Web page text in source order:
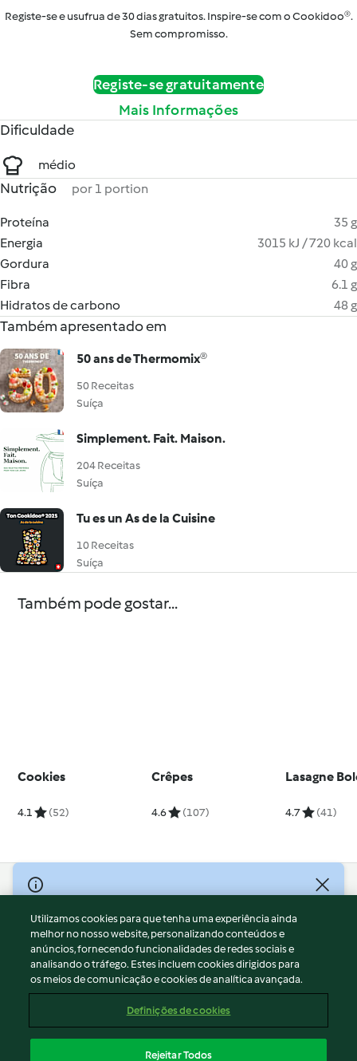
Registe-se e usufrua de 30 dias gratuitos. Inspire-se com o Cookidoo®.
Sem compromisso.
Registe-se gratuitamente
Mais Informações
Dificuldade
médio
Nutrição por 1 portion
Proteína
35 g
Energia
3015 kJ / 720 kcal
Gordura
40 g
Fibra
6.1 g
Hidratos de carbono
48 g
Também apresentado em
50 ans de Thermomix®
50 Receitas
Suíça
Simplement. Fait. Maison.
204 Receitas
Suíça
Tu es un As de la Cuisine
10 Receitas
Suíça
Também pode gostar...
Cookies
4.1 (52)
Crêpes
4.6 (107)
Lasagne
4.7 (41)
© Copyright 2026
Termos de Utilização
Aviso sobre Proteção de Dados
Aviso
Apoio legal
Conteúdo do relatório
Utilizamos cookies para que tenha uma experiência ainda
melhor no nosso website, personalizando conteúdos e
anúncios, fornecendo funcionalidades de redes sociais e
analisando o tráfego. Estes incluem cookies dirigidos para
os meios de comunicação e cookies de analítica avançada.
Definições de cookies
Rejeitar Todos